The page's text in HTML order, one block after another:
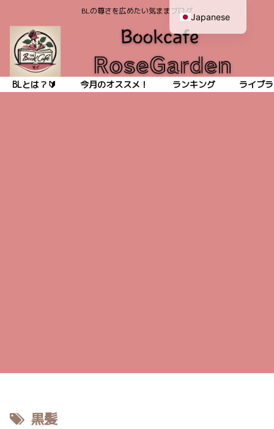
BLの尊さを広めたい気ままブログ
BLとは？🔰 今月のオススメ！ ランキング ライブ
黒髪
Japanese
English